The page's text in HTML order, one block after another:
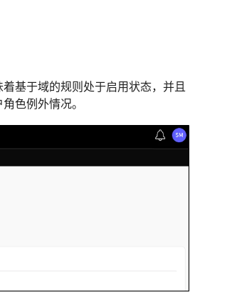
基于域的规则处于启用状态，并且
色例外情况。